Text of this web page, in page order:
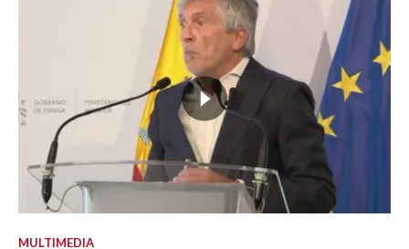
MULTIMEDIA